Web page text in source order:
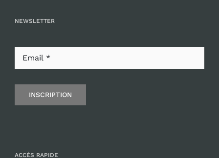
NEWSLETTER
INSCRIPTION
ACCÈS RAPIDE